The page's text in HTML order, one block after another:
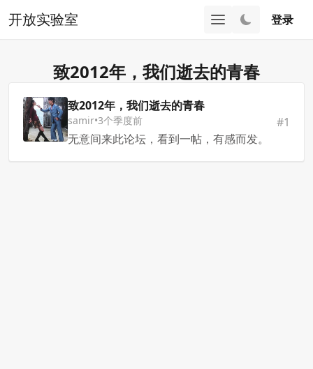
开放实验室 登录
致2012年，我们逝去的青春
致2012年，我们逝去的青春
samir•3个季度前 #1
无意间来此论坛，看到一帖，有感而发。